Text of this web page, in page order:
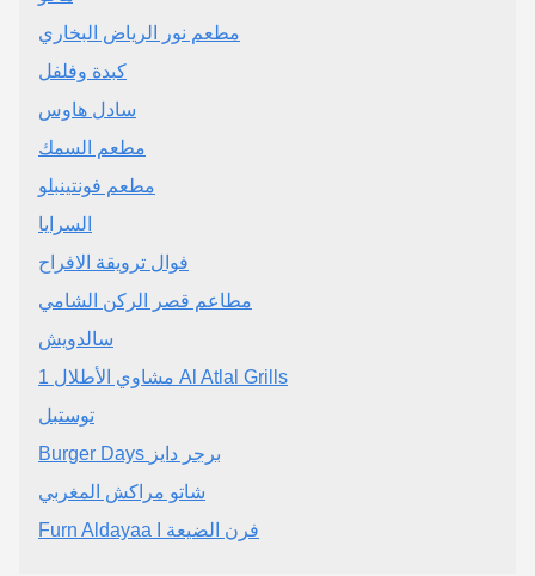
مطعم نور الرياض البخاري
كبدة وفلفل
سادل هاوس
مطعم السمك
مطعم فونتينبلو
السرايا
فوال ترويقة الافراح
مطاعم قصر الركن الشامي
سالدويش
توستبل
Burger Days برجر دايز
شاتو مراكش المغربي
Furn Aldayaa I فرن الضيعة‏